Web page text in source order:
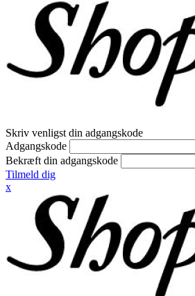
Skriv venligst din adgangskode
Adgangskode
Bekræft din adgangskode
Tilmeld dig
x